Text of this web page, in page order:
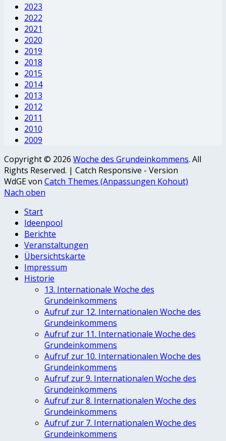
2023
2022
2021
2020
2019
2018
2015
2014
2013
2012
2011
2010
2009
Copyright © 2026 Woche des Grundeinkommens. All
Rights Reserved. | Catch Responsive - Version
WdGE von Catch Themes (Anpassungen Kohout)
Nach oben
Start
Ideenpool
Berichte
Veranstaltungen
Übersichtskarte
Impressum
Historie
13. Internationale Woche des
Grundeinkommens
Aufruf zur 12. Internationalen Woche des
Grundeinkommens
Aufruf zur 11. Internationale Woche des
Grundeinkommens
Aufruf zur 10. Internationalen Woche des
Grundeinkommens
Aufruf zur 9. Internationalen Woche des
Grundeinkommens
Aufruf zur 8. Internationalen Woche des
Grundeinkommens
Aufruf zur 7. Internationalen Woche des
Grundeinkommens